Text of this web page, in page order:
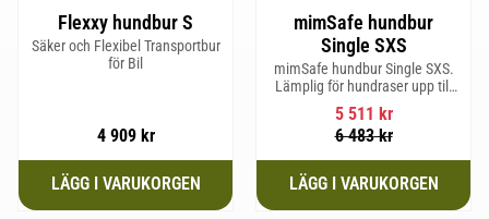
Flexxy hundbur S
Säker och Flexibel Transportbur
för Bil
4 909kr
mimSafe hundbur
Single SXS
mimSafe hundbur Single SXS.
Lämplig för hundraser upp till
52 cm i mankhöjd.
5 511 kr
6 483kr